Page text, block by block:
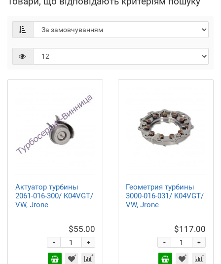
Актуатор турбины
2061-016-300/ K04VGT/
VW, Jrone
$55.00
+
-
Геометрия турбины
3000-016-031/ K04VGT/
VW, Jrone
$117.00
+
-